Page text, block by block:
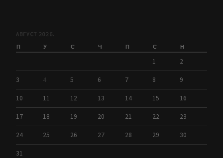
АВГУСТ 2026.
П У С Ч П С Н
1 2
3 4 5 6 7 8 9
10 11 12 13 14 15 16
17 18 19 20 21 22 23
24 25 26 27 28 29 30
31